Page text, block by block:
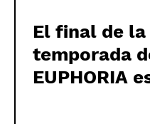
El final de la
temporada
EUPHORIA